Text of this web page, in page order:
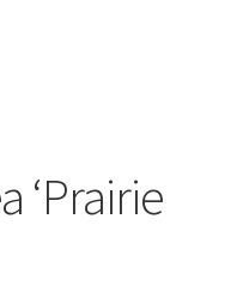
‘Prairie